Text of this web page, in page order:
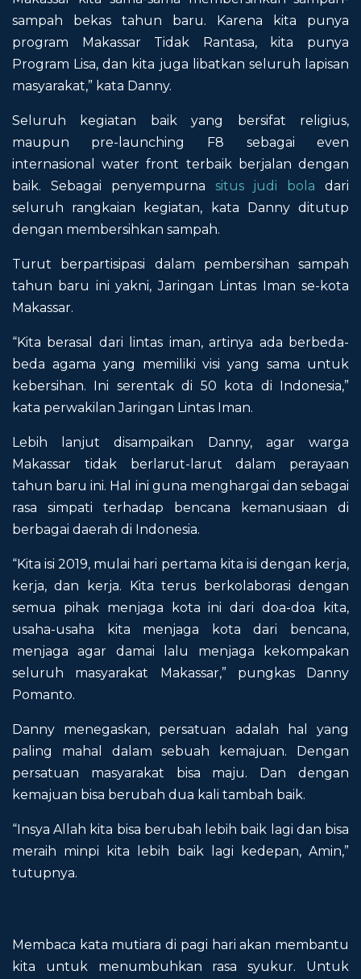
sampah bekas tahun baru. Karena kita punya
program Makassar Tidak Rantasa, kita punya
Program Lisa, dan kita juga libatkan seluruh lapisan
masyarakat,” kata Danny.
Seluruh kegiatan baik yang bersifat religius,
maupun pre-launching F8 sebagai even
internasional water front terbaik berjalan dengan
baik. Sebagai penyempurna situs judi bola dari
seluruh rangkaian kegiatan, kata Danny ditutup
dengan membersihkan sampah.
Turut berpartisipasi dalam pembersihan sampah
tahun baru ini yakni, Jaringan Lintas Iman se-kota
Makassar.
“Kita berasal dari lintas iman, artinya ada berbeda-
beda agama yang memiliki visi yang sama untuk
kebersihan. Ini serentak di 50 kota di Indonesia,”
kata perwakilan Jaringan Lintas Iman.
Lebih lanjut disampaikan Danny, agar warga
Makassar tidak berlarut-larut dalam perayaan
tahun baru ini. Hal ini guna menghargai dan sebagai
rasa simpati terhadap bencana kemanusiaan di
berbagai daerah di Indonesia.
“Kita isi 2019, mulai hari pertama kita isi dengan kerja,
kerja, dan kerja. Kita terus berkolaborasi dengan
semua pihak menjaga kota ini dari doa-doa kita,
usaha-usaha kita menjaga kota dari bencana,
menjaga agar damai lalu menjaga kekompakan
seluruh masyarakat Makassar,” pungkas Danny
Pomanto.
Danny menegaskan, persatuan adalah hal yang
paling mahal dalam sebuah kemajuan. Dengan
persatuan masyarakat bisa maju. Dan dengan
kemajuan bisa berubah dua kali tambah baik.
“Insya Allah kita bisa berubah lebih baik lagi dan bisa
meraih minpi kita lebih baik lagi kedepan, Amin,”
tutupnya.
Membaca kata mutiara di pagi hari akan membantu
kita untuk menumbuhkan rasa syukur. Untuk